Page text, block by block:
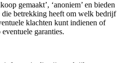
gemaakt’, ‘anoniem’ en bieden
betrekking heeft om welk bedrijf
klachten kunt indienen of
garanties.